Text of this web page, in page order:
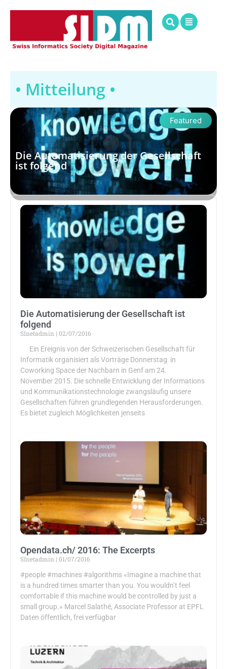
• Mitteilung •
Featured
Die Automatisierung der Gesellschaft
ist folgend
Die Automatisierung der Gesellschaft ist
folgend
SInetadmin
02/07/2016
Ein Ereignis von der Schweizerischen Gesellschaft für
Informatik organisiert als Vorträge Donnerstag in
Coworking Space der Nachbarn in Genf am 24.
November 2015. Die schnelle Entwicklung der Informations
und Kommunikationstechnologie zwangsläufig unsere
Gesellschaften führen grundlegenden Herausforderungen.
Es bietet zugleich Möglichkeiten jenseits
Opendata.ch/ 2016: The Excerpts
SInetadmin
01/07/2016
#people #machines #algorithms «Imagine a machine that
is a hundred times smarter than you. You wouldn’t feel
comfortable if this machine would be controlled by just a
small group.» Marcel Salathé, Associate Professor at EPFL
Daten öffentlich, frei verfügbar